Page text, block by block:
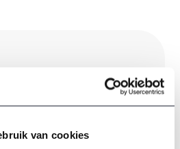
van cookies
de hand van herkenbare